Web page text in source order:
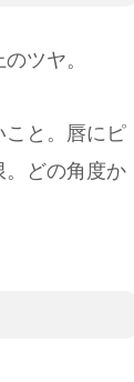
ツヤ。
こと。唇にピ
。どの角度か